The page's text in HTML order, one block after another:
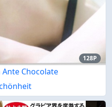
128P
Chocolate